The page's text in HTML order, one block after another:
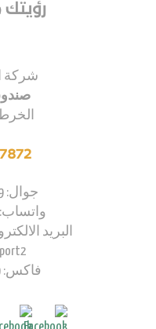
رؤيتك
شركة
صندوق
جوال: 249999999059+
واتساب:
البريد
فاكس: 249183523789+